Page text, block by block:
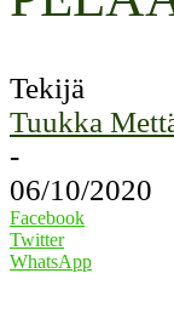
Tekijä
Tuukka
-
06/10/2020
Facebook
Twitter
WhatsApp